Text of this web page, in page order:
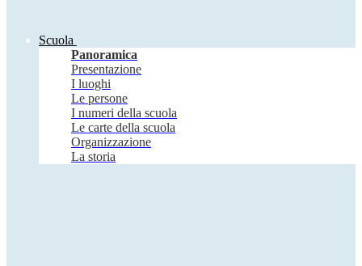
Scuola
Panoramica
Presentazione
I luoghi
Le persone
I numeri della scuola
Le carte della scuola
Organizzazione
La storia